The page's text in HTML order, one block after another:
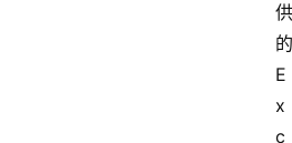
供
的
E
x
c